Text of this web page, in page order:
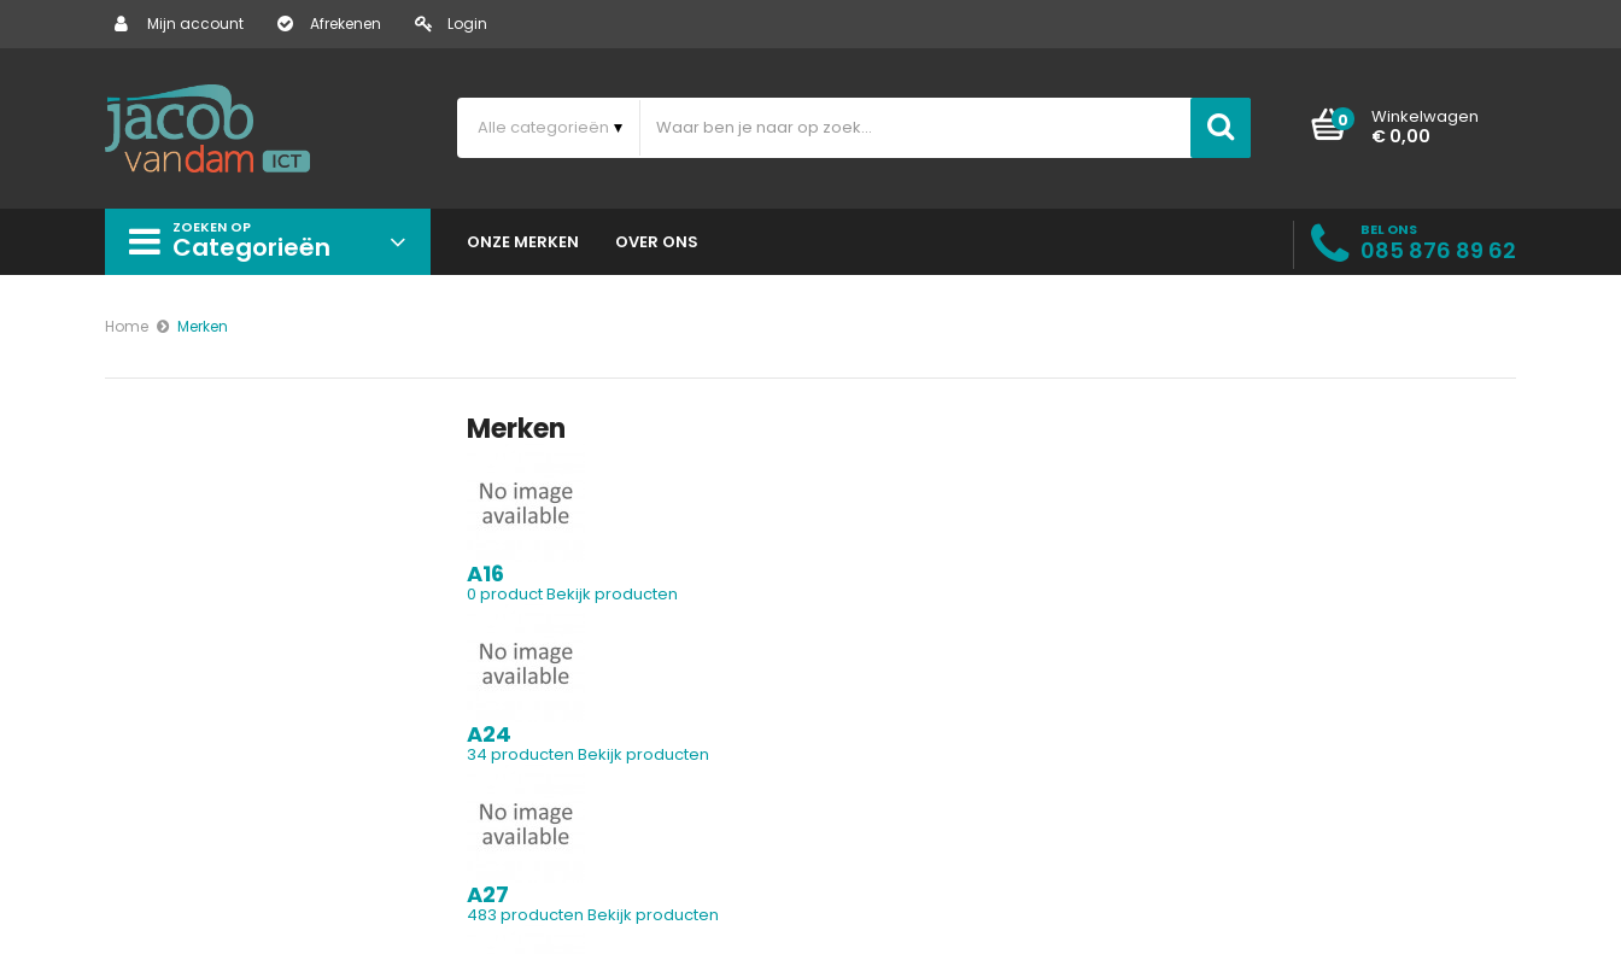
Mijn account Afrekenen Login
Winkelwagen
0
€ 0,00
ZOEKEN OP
Categorieën ONZE MERKEN OVER ONS
BEL ONS
085 876 89 62
Home Merken
Merken
A16
0 productBekijk producten
A24
34 producten Bekijk producten
A27
483 producten Bekijk producten